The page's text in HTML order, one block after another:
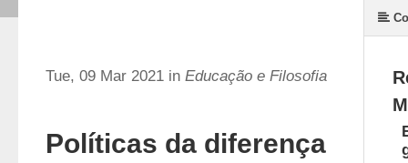
Tue, 09 Mar 2021 in Educação e Filosofia
Políticas da diferença